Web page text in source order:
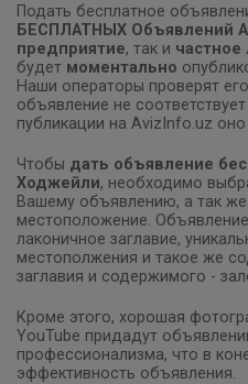
Подать бесплатное
БЕСПЛАТНЫХ Объявлений
предприятие, так и частное
будет моментально
Наши операторы проверят
объявление не
публикации на AvizInfo.uz
Чтобы дать объявление
Ходжейли, необходимо
Вашему объявлению, а так
местоположение.
лаконичное заглавие,
местополжения и такое же
заглавия и содержимого -
Кроме этого, хорошая
YouTube придадут
профессионализма, что в
эффективность объявления.